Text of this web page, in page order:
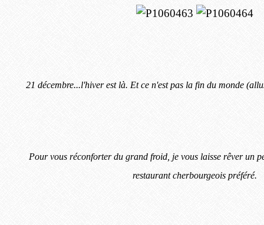
21 décembre...l'hiver est là. Et ce n'est pas la fin du monde
Pour vous réconforter du grand froid, je vous laisse rêver un
restaurant cherbourgeois préféré.